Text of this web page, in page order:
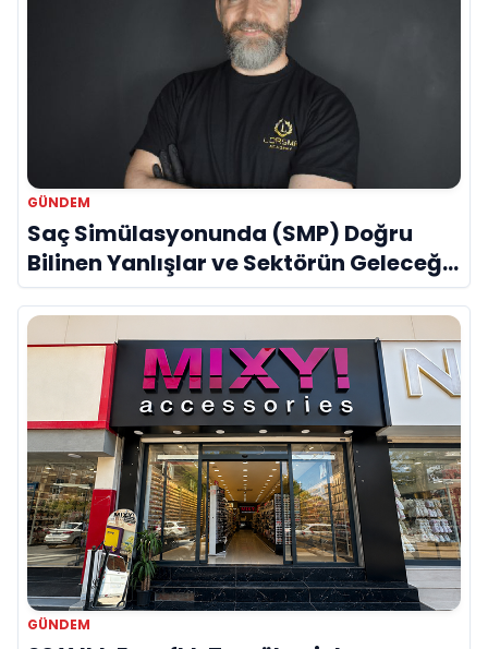
GÜNDEM
Saç Simülasyonunda (SMP) Doğru
Bilinen Yanlışlar ve Sektörün Geleceği:
Onur Akdeniz ile Özel Röportaj
GÜNDEM